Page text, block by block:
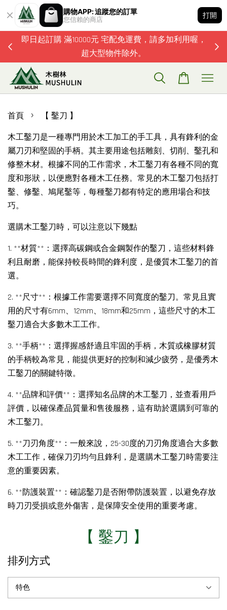
購物APP: 追蹤您的訂單
您信賴的商店
打開
即日起訂購 滿10000元 宅配免運費，請多加利用喔，
超大型物件除外。
首頁 ›
【 鑿刀 】
木工鑿刀是一種專門用於木工加工的手工具，具有鋒利的金
屬刀刃和堅固的手柄。其主要用途包括雕刻、切削、鑿孔和
修整木材。根據不同的工作需求，木工鑿刀有各種不同的寬
度和形狀，以便應對各種木工任務。常見的木工鑿刀包括打
鑿、修鑿、鳩尾鑿等，每種鑿刀都有特定的應用場合和技
巧。
選購木工鑿刀時，可以注意以下幾點
1. **材質**：選擇高碳鋼或合金鋼製作的鑿刀，這些材料鋒
利且耐磨，能保持較長時間的鋒利度，是優質木工鑿刀的首
選。
2. **尺寸**：根據工作需要選擇不同寬度的鑿刀。常見且實
用的尺寸有6mm、12mm、18mm和25mm，這些尺寸的木工
鑿刀適合大多數木工工作。
3. **手柄**：選擇握感舒適且牢固的手柄，木質或橡膠材質
的手柄較為常見，能提供更好的控制和減少疲勞，是優秀木
工鑿刀的關鍵特徵。
4. **品牌和評價**：選擇知名品牌的木工鑿刀，並查看用戶
評價，以確保產品質量和售後服務，這有助於選購到可靠的
木工鑿刀。
5. **刀刃角度**：一般來說，25-30度的刀刃角度適合大多數
木工工作，確保刀刃均勻且鋒利，是選購木工鑿刀時需要注
意的重要因素。
6. **防護裝置**：確認鑿刀是否附帶防護裝置，以避免存放
時刀刃受損或意外傷害，是保障安全使用的重要考慮。
【 鑿刀 】
排列方式